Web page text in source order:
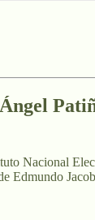
Nacional
Edmundo